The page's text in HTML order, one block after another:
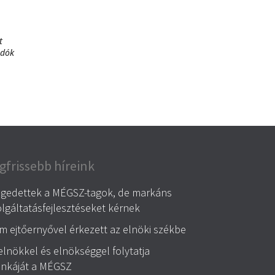
híreink
a MÉGSZ-tagok, de markáns
kérnek
ejtőernyővel érkezett az elnöki székbe
és elnökséggel folytatja
a MÉGSZ